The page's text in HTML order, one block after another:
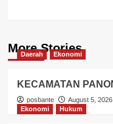
More Stories
Daerah Ekonomi
KECAMATAN
posbante August 5, 2026
Ekonomi
Hukum